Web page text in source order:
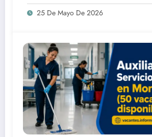
25 De Mayo De 2026